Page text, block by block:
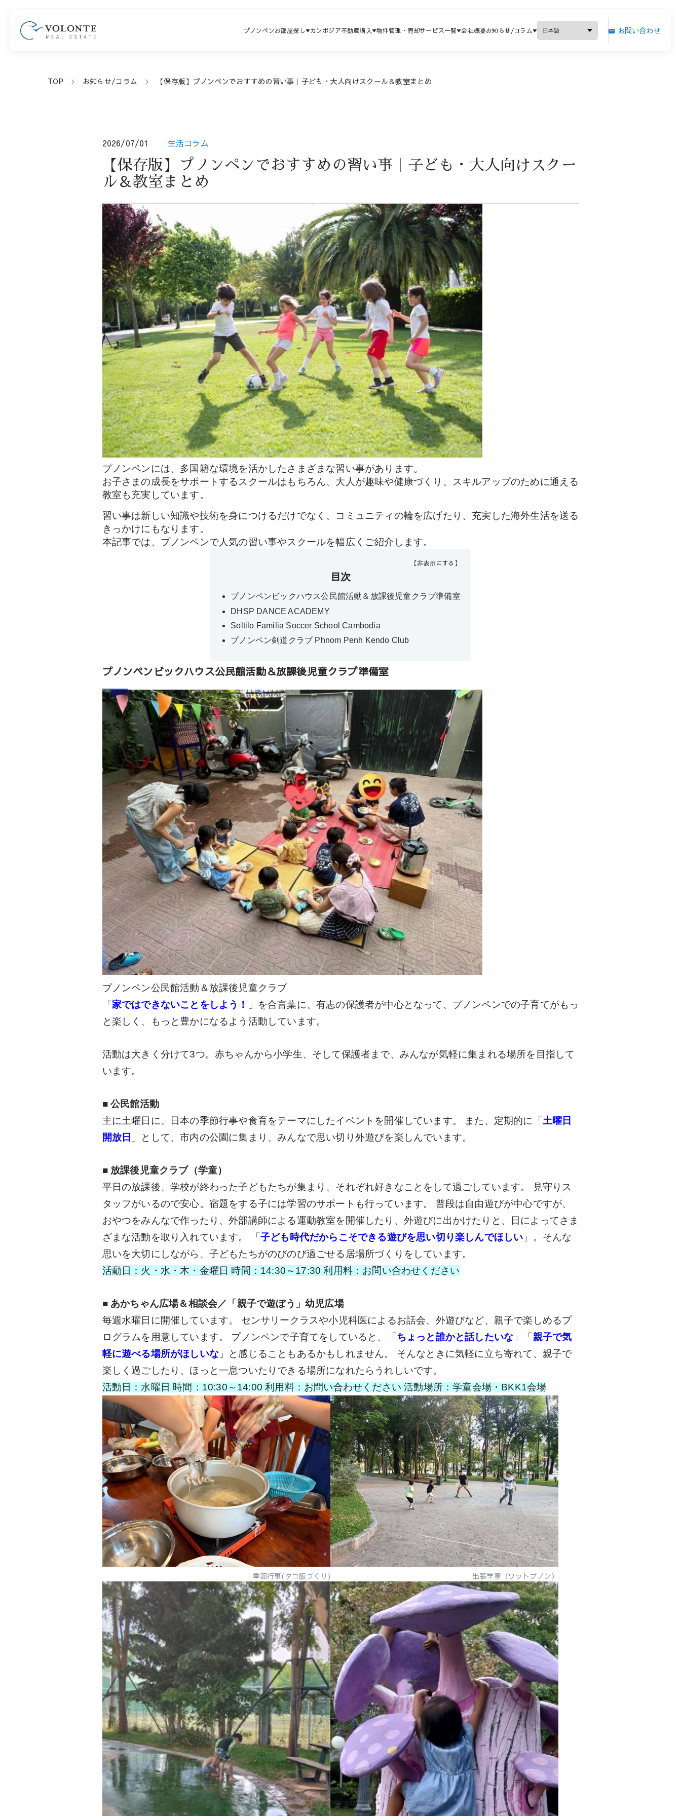
プノンペンお部屋探し カンボジア不動産購入 物件管理・売却サービス一覧 会社概要お知らせ/コラム お問い合わせ
TOP お知らせ/コラム 【保存版】プノンペンでおすすめの習い事｜子ども・大人向けスクール＆教室まとめ
2026/07/01 生活コラム
【保存版】プノンペンでおすすめの習い事｜子ども・大人向けスクー
ル＆教室まとめ
プノンペンには、多国籍な環境を活かしたさまざまな習い事があります。
お子さまの成長をサポートするスクールはもちろん、大人が趣味や健康づくり、スキルアップのために通える
教室も充実しています。
習い事は新しい知識や技術を身につけるだけでなく、コミュニティの輪を広げたり、充実した海外生活を送る
きっかけにもなります。
本記事では、プノンペンで人気の習い事やスクールを幅広くご紹介します。
目次
【非表示にする】
プノンペンビックハウス公民館活動＆放課後児童クラブ準備室
DHSP DANCE ACADEMY
Soltilo Familia Soccer School Cambodia
プノンペン剣道クラブ Phnom Penh Kendo Club
プノンペンビックハウス公民館活動＆放課後児童クラブ準備室
プノンペン公民館活動＆放課後児童クラブ
「 家ではできないことをしよう！
」を合言葉に、有志の保護者が中心となって、プノンペンでの子育てがもっ
と楽しく、もっと豊かになるよう活動しています。
活動は大きく分けて3つ。赤ちゃんから小学生、そして保護者まで、みんなが気軽に集まれる場所を目指して
います。
■ 公民館活動
主に土曜日に、日本の季節行事や食育をテーマにしたイベントを開催しています。 また、定期的に「 土曜日
開放日 」として、市内の公園に集まり、みんなで思い切り外遊びを楽しんでいます。
■ 放課後児童クラブ（学童）
平日の放課後、学校が終わった子どもたちが集まり、それぞれ好きなことをして過ごしています。 見守りス
タッフがいるので安心。宿題をする子には学習のサポートも行っています。 普段は自由遊びが中心ですが、
おやつをみんなで作ったり、外部講師による運動教室を開催したり、外遊びに出かけたりと、日によってさま
ざまな活動を取り入れています。 「 子ども時代だからこそできる遊びを思い切り楽しんでほしい 」。そんな
思いを大切にしながら、子どもたちがのびのび過ごせる居場所づくりをしています。
活動日：火・水・木・金曜日 時間：14:30～17:30 利用料：お問い合わせください
■あかちゃん広場＆相談会／「親子で遊ぼう」幼児広場
毎週水曜日に開催しています。 センサリークラスや小児科医によるお話会、外遊びなど、親子で楽しめるプ
ログラムを用意しています。 プノンペンで子育てをしていると、「 ちょっと誰かと話したいな 」「 親子で気
軽に遊べる場所がほしいな 」と感じることもあるかもしれません。 そんなときに気軽に立ち寄れて、親子で
楽しく過ごしたり、ほっと一息ついたりできる場所になれたらうれしいです。
活動日：水曜日 時間：10:30～14:00 利用料：お問い合わせください 活動場所：学童会場・BKK1会場
季節行事(タコ飯づくり) 出張学童（ワットプノン）